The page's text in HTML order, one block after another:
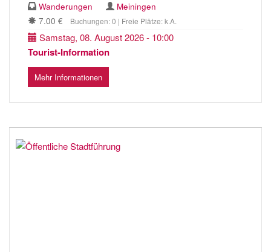
Wanderungen
Meiningen
7.00 €
Buchungen: 0 | Freie Plätze: k.A.
Samstag, 08. August 2026 - 10:00
Tourist-Information
Mehr Informationen